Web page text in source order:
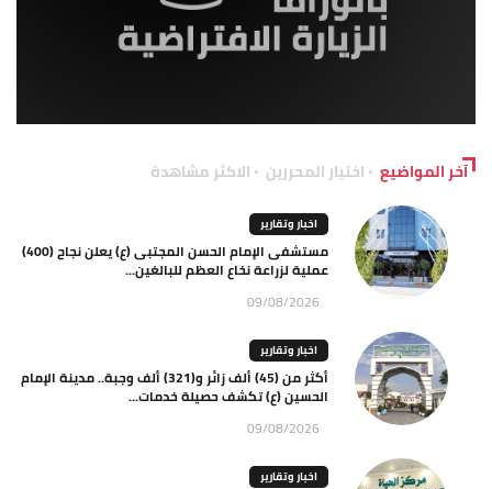
آخر المواضيع اختيار المحررين الاكثر مشاهدة
اخبار وتقارير
مستشفى الإمام الحسن المجتبى (ع) يعلن نجاح (400)
عملية لزراعة نخاع العظم للبالغين...
09/08/2026
اخبار وتقارير
أكثر من (45) ألف زائر و(321) ألف وجبة.. مدينة الإمام
الحسين (ع) تكشف حصيلة خدمات...
09/08/2026
اخبار وتقارير